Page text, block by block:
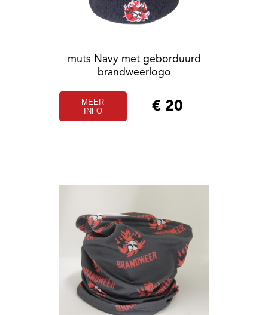
muts Navy met geborduurd
brandweerlogo
MEER
INFO
€ 20